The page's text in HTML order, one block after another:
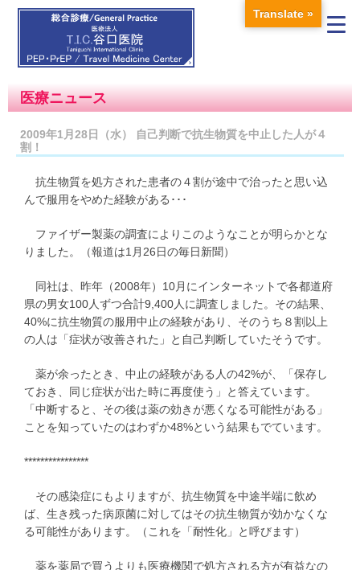
医療ニュース
2009年1月28日（水） 自己判断で抗生物質を中止した人が４
割！
抗生物質を処方された患者の４割が途中で治ったと思い込
んで服用をやめた経験がある･･･
ファイザー製薬の調査によりこのようなことが明らかとな
りました。（報道は1月26日の毎日新聞）
同社は、昨年（2008年）10月にインターネットで各都道府
県の男女100人ずつ合計9,400人に調査しました。その結果、
40%に抗生物質の服用中止の経験があり、そのうち８割以上
の人は「症状が改善された」と自己判断していたそうです。
薬が余ったとき、中止の経験がある人の42%が、「保存し
ておき、同じ症状が出た時に再度使う」と答えています。
「中断すると、その後は薬の効きが悪くなる可能性がある」
ことを知っていたのはわずか48%という結果もでています。
****************
その感染症にもよりますが、抗生物質を中途半端に飲め
ば、生き残った病原菌に対してはその抗生物質が効かなくな
る可能性があります。（これを「耐性化」と呼びます）
薬を薬局で買うよりも医療機関で処方される方が有益なの
Translate »